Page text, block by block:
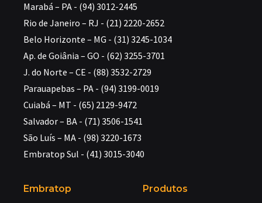
Marabá – PA - (94) 3012-2445
Rio de Janeiro – RJ - (21) 2220-2652
Belo Horizonte – MG - (31) 3245-1034
Ap. de Goiânia – GO - (62) 3255-3701
J. do Norte – CE - (88) 3532-2729
Parauapebas – PA - (94) 3199-0019
Cuiabá – MT - (65) 2129-9472
Salvador – BA - (71) 3506-1541
São Luís – MA - (98) 3220-1673
Embratop Sul - (41) 3015-3040
Embratop Produtos